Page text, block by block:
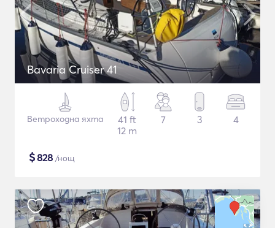
Bavaria Cruiser 41
Ветроходна яхта
41 ft
12 m
7 3 4
$828 /нощ